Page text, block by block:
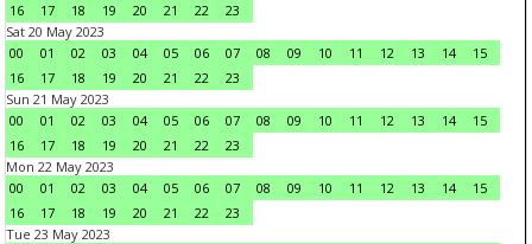
16
17 18 19 20 21 22
23
Sat 20 May 2023
00
01 02 03 04 05 06 07 08 09 10 11 12 13 14
15
16
17 18 19 20 21 22
23
Sun 21 May 2023
00
01 02 03 04 05 06 07 08 09 10 11 12 13 14
15
16
17 18 19 20 21 22
23
Mon 22 May 2023
00
01 02 03 04 05 06 07 08 09 10 11 12 13 14
15
16
17 18 19 20 21 22
23
Tue 23 May 2023